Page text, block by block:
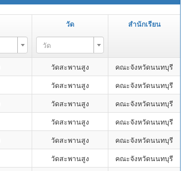
วัด สำนักเรียน
วัด
วัดสะพานสูง
คณะจังหวัดนนทบุรี
วัดสะพานสูง
คณะจังหวัดนนทบุรี
วัดสะพานสูง
คณะจังหวัดนนทบุรี
วัดสะพานสูง
คณะจังหวัดนนทบุรี
วัดสะพานสูง
คณะจังหวัดนนทบุรี
วัดสะพานสูง
คณะจังหวัดนนทบุรี